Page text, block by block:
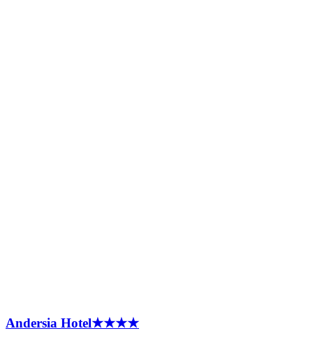
Andersia Hotel★★★★